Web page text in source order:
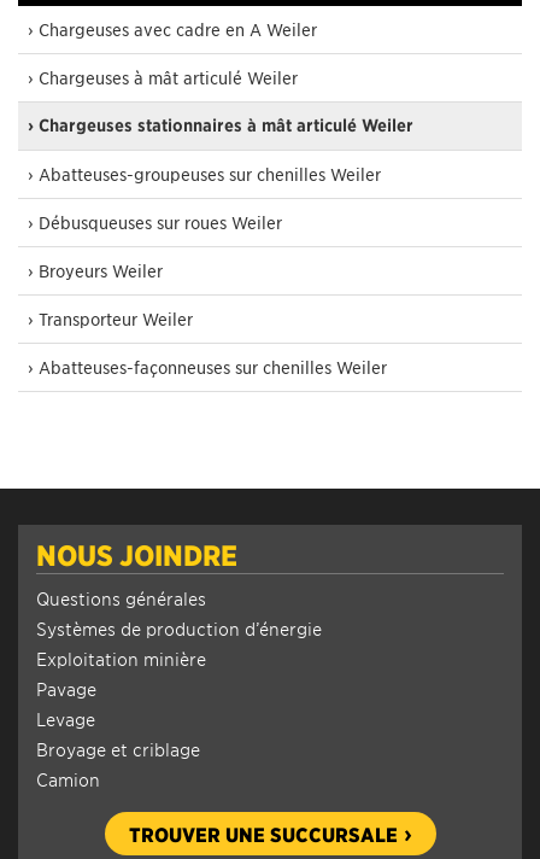
› Chargeuses avec cadre en A Weiler
› Chargeuses à mât articulé Weiler
› Chargeuses stationnaires à mât articulé Weiler
› Abatteuses-groupeuses sur chenilles Weiler
› Débusqueuses sur roues Weiler
› Broyeurs Weiler
› Transporteur Weiler
› Abatteuses-façonneuses sur chenilles Weiler
NOUS JOINDRE
Questions générales
Systèmes de production d’énergie
Exploitation minière
Pavage
Levage
Broyage et criblage
Camion
TROUVER UNE SUCCURSALE